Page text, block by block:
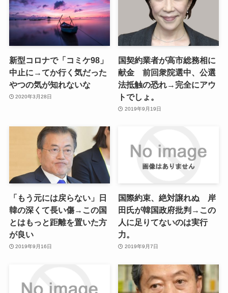
新型コロナで「コミケ98」
中止に→てか行く気だった
やつの気が知れないな
2020年3月28日
国契約業者が高市総務相に
献金 前回衆院選中、公選
法抵触の恐れ→完全にアウ
トでしょ。
2019年9月19日
「もう元には戻らない」日
韓の深くて長い傷→この国
とはもっと距離を置いた方
が良い
2019年9月16日
国際約束、絶対譲れぬ 岸
田氏が韓国政府批判→この
人に足りてないのは実行
力。
2019年9月7日